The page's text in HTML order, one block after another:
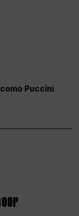
Puccini